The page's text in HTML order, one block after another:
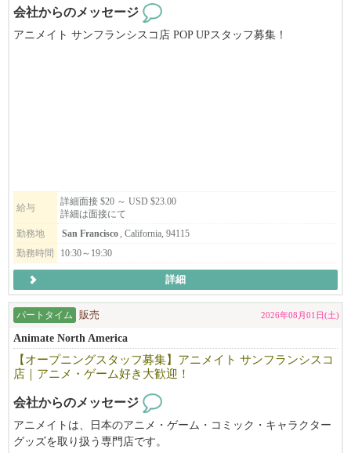
さに気づいたことから、こういった素晴らしい日本の食文化を世
界中どこでも誰でも楽しめる普遍的なものにしたい！ダシの文化
を広めたい！と決心し、その手段として懐石や純和食などではな
主流である「TONKOTSU とんこつ」でなく、和風「だしラーメ
ン」での勝負です。唯一無二の我々のだしラーメンは差別化さ
れ、和食を極めた料理人が作った「和ラーメン」としての新ジャ
ンルを確立、ラーメン店がどんどん増えつつある激戦区CAベイエ
リアにおいてもOPEN以来常に地域のトップランキングに座して
順調に走ってまいりました。
「ひのでや」の営業開始。その後、現在までにカリフォルニア州
のサンフランシスコで直営４店舗、テキサスのダラスで直営１店
舗を運営し、ロサンゼルスで初の直営店が９月にオープンする人
気ラーメン店。まだまだ成長途中の企業です。目標通り世界5極体
年までに達成）に向けて鋭意躍進を続けていくことも目標として
頑張っています。もちろん、日本や米国内でも展開を進めますの
で、そこを攻め、そして守ってくれる仲間も求めています。
会社からのメッセージ
アニメイト サンフランシスコ店 POP UPスタッフ募集！
アニメやグッズが好きな方、明るく前向きに取り組める方歓迎！
履歴書を usaanimateos950@gmail.com までお送りください。ご応募
お待ちしております。
給与
詳細面接 $20 ～ USD $23.00
詳細は面接にて
勤務地
San Francisco, California, 94115
勤務時間
10:30～19:30
詳細
パートタイム 販売 2026年08月01日(土)
Animate North America
【オープニングスタッフ募集】アニメイト サンフランシスコ
店｜アニメ・ゲーム好き大歓迎！
会社からのメッセージ
アニメイトは、日本のアニメ・ゲーム・コミック・キャラクター
グッズを取り扱う専門店です。